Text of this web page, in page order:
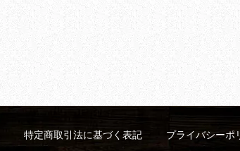
特定商取引法に基づく表記 プライバシーポ